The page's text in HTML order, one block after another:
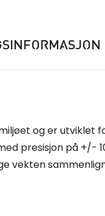
og er utviklet
presisjon på +/-